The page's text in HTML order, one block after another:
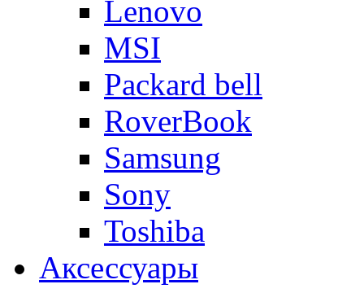
Lenovo
MSI
Packard bell
RoverBook
Samsung
Sony
Toshiba
Аксессуары